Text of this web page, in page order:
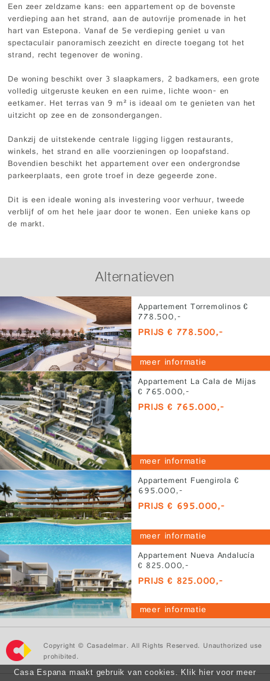
Een zeer zeldzame kans: een appartement op de bovenste
verdieping aan het strand, aan de autovrije promenade in het
hart van Estepona. Vanaf de 5e verdieping geniet u van
spectaculair panoramisch zeezicht en directe toegang tot het
strand, recht tegenover de woning.
De woning beschikt over 3 slaapkamers, 2 badkamers, een grote
volledig uitgeruste keuken en een ruime, lichte woon- en
eetkamer. Het terras van 9 m² is ideaal om te genieten van het
uitzicht op zee en de zonsondergangen.
Dankzij de uitstekende centrale ligging liggen restaurants,
winkels, het strand en alle voorzieningen op loopafstand.
Bovendien beschikt het appartement over een ondergrondse
parkeerplaats, een grote troef in deze gegeerde zone.
Dit is een ideale woning als investering voor verhuur, tweede
verblijf of om het hele jaar door te wonen. Een unieke kans op
de markt.
Alternatieven
Appartement Torremolinos €
778.500,-
PRIJS € 778.500,-
meer informatie
Appartement La Cala de Mijas
€ 765.000,-
PRIJS € 765.000,-
meer informatie
Appartement Fuengirola €
695.000,-
PRIJS € 695.000,-
meer informatie
Appartement Nueva Andalucía
€ 825.000,-
PRIJS € 825.000,-
meer informatie
Copyright © Casadelmar. All Rights Reserved. Unauthorized use
prohibited.
Casa Espana maakt gebruik van cookies. Klik hier voor meer